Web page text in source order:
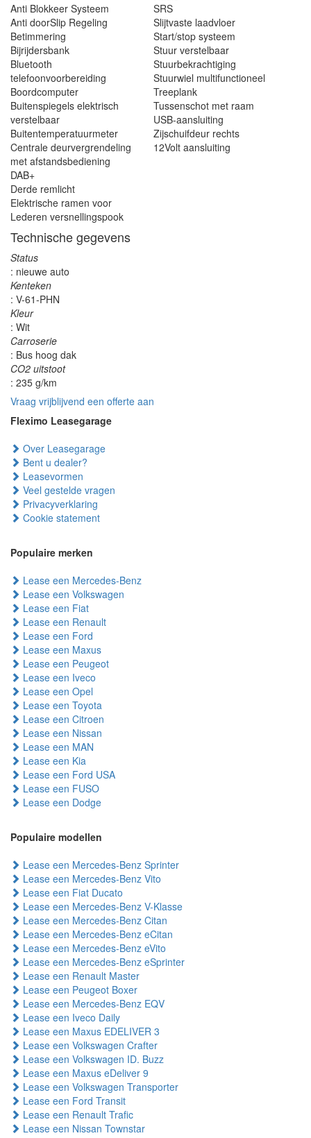
Anti Blokkeer Systeem
Anti doorSlip Regeling
Betimmering
Bijrijdersbank
Bluetooth
telefoonvoorbereiding
Boordcomputer
Buitenspiegels elektrisch
verstelbaar
Buitentemperatuurmeter
Centrale deurvergrendeling
met afstandsbediening
DAB+
Derde remlicht
Elektrische ramen voor
Lederen versnellingspook
SRS
Slijtvaste laadvloer
Start/stop systeem
Stuur verstelbaar
Stuurbekrachtiging
Stuurwiel multifunctioneel
Treeplank
Tussenschot met raam
USB-aansluiting
Zijschuifdeur rechts
12Volt aansluiting
Technische gegevens
Status
: nieuwe auto
Kenteken
: V-61-PHN
Kleur
: Wit
Carroserie
: Bus hoog dak
CO2 uitstoot
: 235 g/km
Vraag vrijblijvend een offerte aan
Fleximo Leasegarage
Over Leasegarage
Bent u dealer?
Leasevormen
Veel gestelde vragen
Privacyverklaring
Cookie statement
Populaire merken
Lease een Mercedes-Benz
Lease een Volkswagen
Lease een Fiat
Lease een Renault
Lease een Ford
Lease een Maxus
Lease een Peugeot
Lease een Iveco
Lease een Opel
Lease een Toyota
Lease een Citroen
Lease een Nissan
Lease een MAN
Lease een Kia
Lease een Ford USA
Lease een FUSO
Lease een Dodge
Populaire modellen
Lease een Mercedes-Benz Sprinter
Lease een Mercedes-Benz Vito
Lease een Fiat Ducato
Lease een Mercedes-Benz V-Klasse
Lease een Mercedes-Benz Citan
Lease een Mercedes-Benz eCitan
Lease een Mercedes-Benz eVito
Lease een Mercedes-Benz eSprinter
Lease een Renault Master
Lease een Peugeot Boxer
Lease een Mercedes-Benz EQV
Lease een Iveco Daily
Lease een Maxus EDELIVER 3
Lease een Volkswagen Crafter
Lease een Volkswagen ID. Buzz
Lease een Maxus eDeliver 9
Lease een Volkswagen Transporter
Lease een Ford Transit
Lease een Renault Trafic
Lease een Nissan Townstar